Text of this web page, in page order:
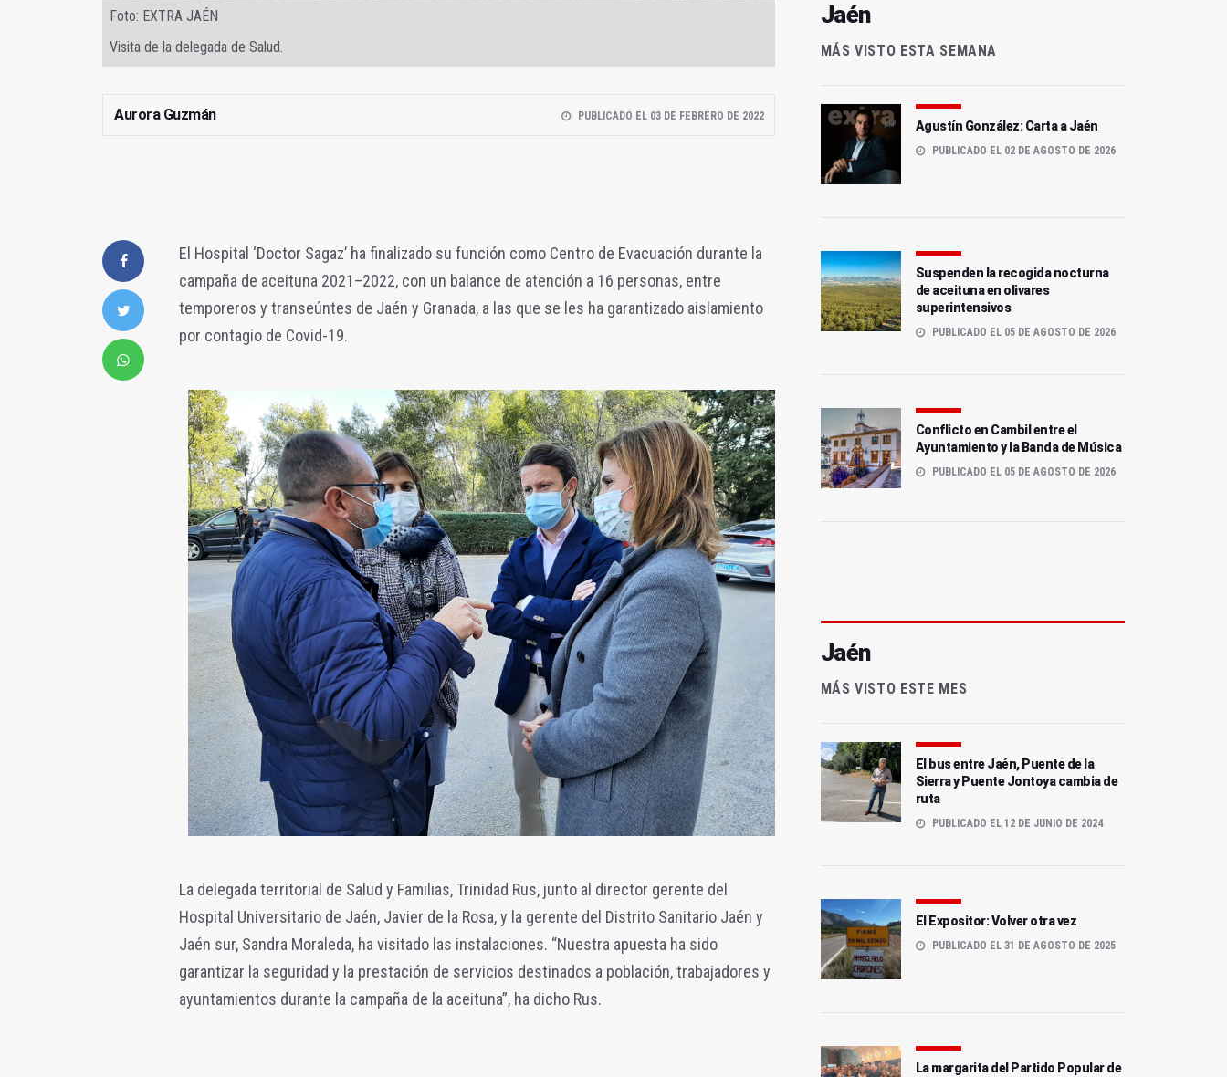
Foto: EXTRA JAÉN
Visita de la delegada de Salud.
Aurora Guzmán PUBLICADO EL 03 DE FEBRERO DE 2022
El Hospital ‘Doctor Sagaz’ ha finalizado su función como Centro de Evacuación durante la
campaña de aceituna 2021–2022, con un balance de atención a 16 personas, entre
temporeros y transeúntes de Jaén y Granada, a las que se les ha garantizado aislamiento
por contagio de Covid-19.
La delegada territorial de Salud y Familias, Trinidad Rus, junto al director gerente del
Hospital Universitario de Jaén, Javier de la Rosa, y la gerente del Distrito Sanitario Jaén y
Jaén sur, Sandra Moraleda, ha visitado las instalaciones. “Nuestra apuesta ha sido
garantizar la seguridad y la prestación de servicios destinados a población, trabajadores y
ayuntamientos durante la campaña de la aceituna”, ha dicho Rus.
Jaén
MÁS VISTO ESTA SEMANA
Agustín González: Carta a Jaén
PUBLICADO EL 02 DE AGOSTO DE 2026
Suspenden la recogida nocturna
de aceituna en olivares
superintensivos
PUBLICADO EL 05 DE AGOSTO DE 2026
Conflicto en Cambil entre el
Ayuntamiento y la Banda de Música
PUBLICADO EL 05 DE AGOSTO DE 2026
Jaén
MÁS VISTO ESTE MES
El bus entre Jaén, Puente de la
Sierra y Puente Jontoya cambia de
ruta
PUBLICADO EL 12 DE JUNIO DE 2024
El Expositor: Volver otra vez
PUBLICADO EL 31 DE AGOSTO DE 2025
La margarita del Partido Popular de